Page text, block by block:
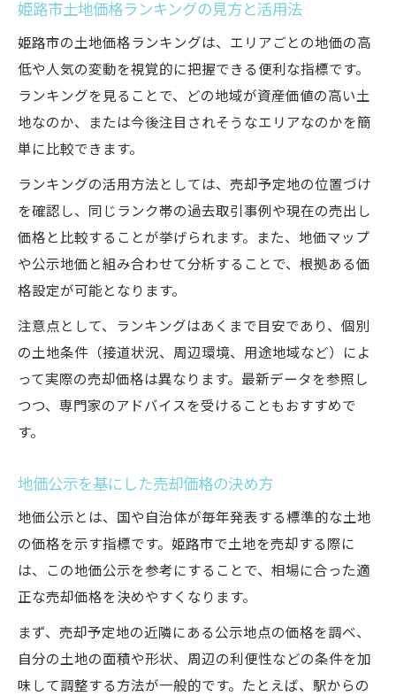
姫路市土地価格ランキングの見方と活用法
姫路市の土地価格ランキングは、エリアごとの地価の高
低や人気の変動を視覚的に把握できる便利な指標です。
ランキングを見ることで、どの地域が資産価値の高い土
地なのか、または今後注目されそうなエリアなのかを簡
単に比較できます。
ランキングの活用方法としては、売却予定地の位置づけ
を確認し、同じランク帯の過去取引事例や現在の売出し
価格と比較することが挙げられます。また、地価マップ
や公示地価と組み合わせて分析することで、根拠ある価
格設定が可能となります。
注意点として、ランキングはあくまで目安であり、個別
の土地条件（接道状況、周辺環境、用途地域など）によ
って実際の売却価格は異なります。最新データを参照し
つつ、専門家のアドバイスを受けることもおすすめで
す。
地価公示を基にした売却価格の決め方
地価公示とは、国や自治体が毎年発表する標準的な土地
の価格を示す指標です。姫路市で土地を売却する際に
は、この地価公示を参考にすることで、相場に合った適
正な売却価格を決めやすくなります。
まず、売却予定地の近隣にある公示地点の価格を調べ、
自分の土地の面積や形状、周辺の利便性などの条件を加
味して調整する方法が一般的です。たとえば、駅からの